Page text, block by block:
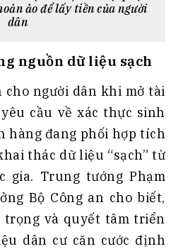
ảo để lấy tiền của người
dân
nguồn dữ liệu sạch
người dân khi mở tài
cầu về xác thực sinh
hàng đang phối hợp tích
thác dữ liệu “sạch” từ
gia. Trung tướng Phạm
Bộ Công an cho biết,
trọng và quyết tâm triển
dân cư căn cước định